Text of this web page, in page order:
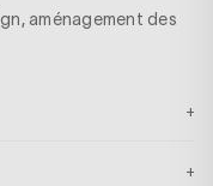
aménagement des